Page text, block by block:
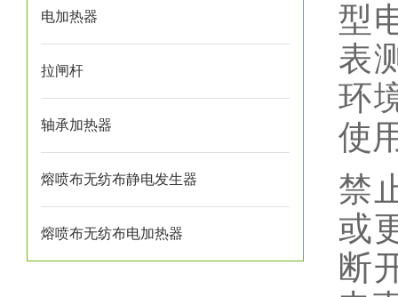
电加热器
拉闸杆
轴承加热器
熔喷布无纺布静电发生器
熔喷布无纺布电加热器
型
表
环
使
禁
或
断